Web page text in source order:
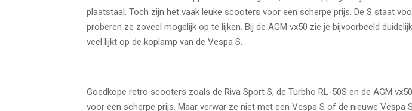
plaatstaal. Toch zijn het vaak leuke scooters voor een scherpe prijs. De S staat
proberen ze zoveel mogelijk op te lijken. Bij de AGM vx50 zie je bijvoorbeeld
veel lijkt op de koplamp van de Vespa S.
Goedkope retro scooters zoals de Riva Sport S, de Turbho RL-50S en de AGM
voor een scherpe prijs. Maar verwar ze niet met een Vespa S of de nieuwe Vespa